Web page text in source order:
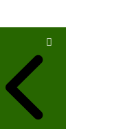
تصفّح
المقالات